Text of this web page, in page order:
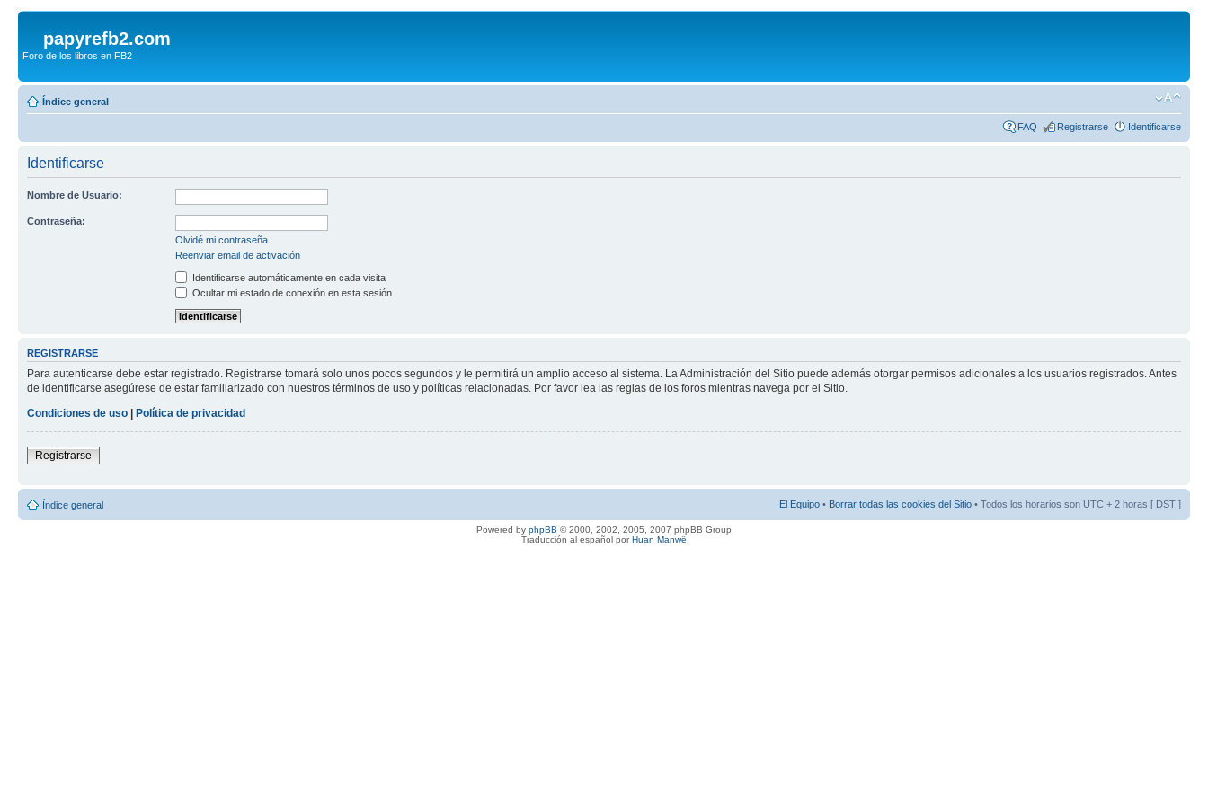
papyrefb2.com
Foro de los libros en FB2
Índice general
FAQ Registrarse Identificarse
Identificarse
Nombre de Usuario:
Contraseña:
Olvidé mi contraseña
Reenviar email de activación
Identificarse automáticamente en cada visita
Ocultar mi estado de conexión en esta sesión
REGISTRARSE
Para autenticarse debe estar registrado. Registrarse tomará solo unos pocos segundos y le permitirá un amplio acceso al sistema. La Administración del Sitio puede además otorgar permisos adicionales a los usuarios registrados. Antes
de identificarse asegúrese de estar familiarizado con nuestros términos de uso y políticas relacionadas. Por favor lea las reglas de los foros mientras navega por el Sitio.
Condiciones de uso
Política de privacidad
Registrarse
Índice general El Equipo • Borrar todas las cookies del Sitio • Todos los horarios son UTC + 2 horas [ DST ]
Powered by phpBB © 2000, 2002, 2005, 2007 phpBB Group
Traducción al español porHuan Manwë